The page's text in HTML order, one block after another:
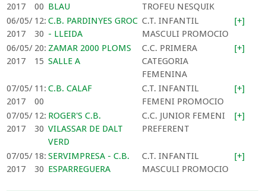
2017
00 BLAU
TROFEU NESQUIK
06/05/
2017
12:
30
C.B. PARDINYES GROC
- LLEIDA
C.T. INFANTIL
MASCULI PROMOCIO
[+]
06/05/
2017
20:
15
ZAMAR 2000 PLOMS
SALLE A
C.C. PRIMERA
CATEGORIA
FEMENINA
[+]
07/05/
2017
11:
00
C.B. CALAF
C.T. INFANTIL
FEMENI PROMOCIO
[+]
07/05/
2017
12:
30
ROGER'S C.B.
VILASSAR DE DALT
VERD
C.C. JUNIOR FEMENI
PREFERENT
[+]
07/05/
2017
18:
30
SERVIMPRESA - C.B.
ESPARREGUERA
C.T. INFANTIL
MASCULI PROMOCIO
[+]